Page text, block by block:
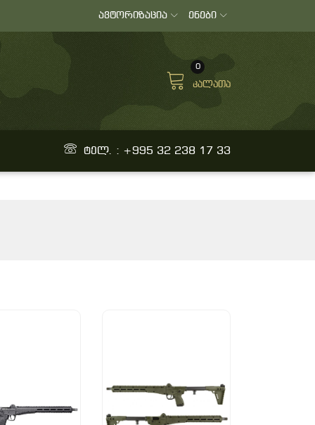
ავტორიზაცია ენები
0
კალათა
ტელ. : +995 32 238 17 33